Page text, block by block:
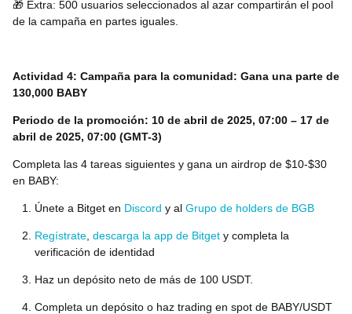
🎁 Extra: 500 usuarios seleccionados al azar compartirán el pool
de la campaña en partes iguales.
Actividad 4: Campaña para la comunidad: Gana una parte de
130,000 BABY
Periodo de la promoción: 10 de abril de 2025, 07:00 – 17 de
abril de 2025, 07:00 (GMT-3)
Completa las 4 tareas siguientes y gana un airdrop de $10-$30
en BABY:
Únete a Bitget en Discord y al Grupo de holders de BGB
Regístrate descarga la app de Bitget y completa la
verificación de identidad
Haz un depósito neto de más de 100 USDT.
Completa un depósito o haz trading en spot de BABY/USDT